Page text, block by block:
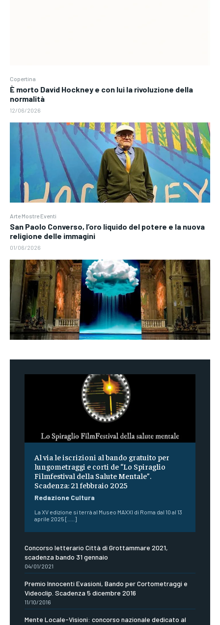
Copertina
È morto David Hockney e con lui la rivoluzione della
normalità
12/06/2026
Arte Mostre Eventi
San Paolo Converso, l’oro liquido del potere e la nuova
religione delle immagini
01/06/2026
Al via le iscrizioni al bando gratuito per
lungometraggi e corti de “Lo Spiraglio
Filmfestival della Salute Mentale”.
Scadenza: 21 febbraio 2025
Redazione Cultura
La XV edizione si terrà al Museo MAXXI di Roma dal 10 al 13
aprile 2025 [.....]
Concorso letterario Città di Grottammare 2021,
scadenza bando 31 gennaio
04/01/2021
Premio Innocenti Evasioni, Bando per Cortometraggi e
Videoclip. Scadenza 5 dicembre 2016
11/10/2016
Mente Locale-Visioni: concorso nazionale dedicato al